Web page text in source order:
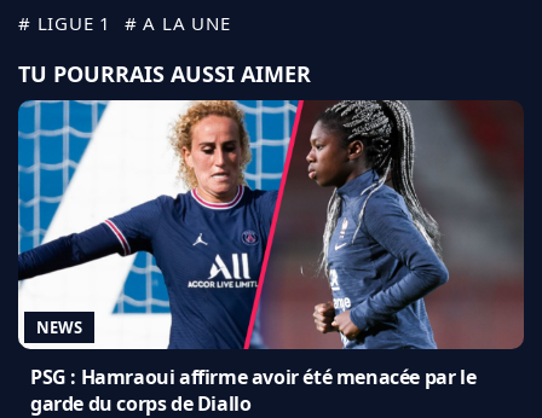
# LIGUE 1 # A LA UNE
TU POURRAIS AUSSI AIMER
NEWS
PSG : Hamraoui affirme avoir été menacée par le
garde du corps de Diallo